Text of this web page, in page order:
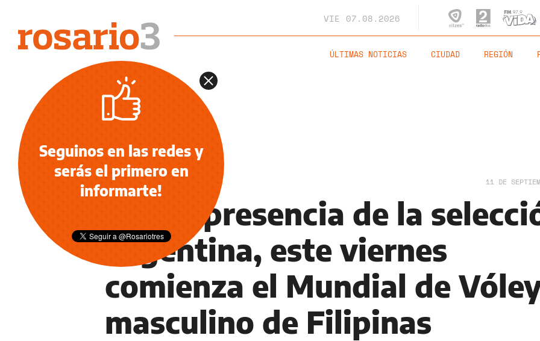
VIE 07.08.2026
ÚLTIMAS NOTICIAS CIUDAD REGIÓN
DEPORTES 11 DE
Con la presencia de la
Argentina, este viernes
comienza el Mundial de
masculino de Filipinas
Seguinos en las redes y
serás el primero en
informarte!